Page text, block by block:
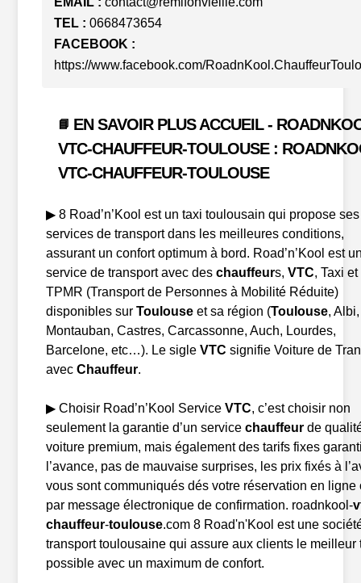
TEL :0668473654
FACEBOOK :
https://www.facebook.com/
📘 EN SAVOIR PLUS ACCUEIL -
VTC-CHAUFFEUR-TOULOUSE :
VTC-CHAUFFEUR-TOULOUSE
▶ 8 Road’n’Kool est un taxi toulousain qui propose ses
services de transport dans les meilleures conditions,
assurant un confort optimum à bord. Road’n’Kool est
service de transport avec deschauffeurs,VTC, Taxi et
TPMR (Transport de Personnes à Mobilité Réduite)
disponibles surToulouse et sa région (Toulouse, Albi,
Montauban, Castres, Carcassonne, Auch, Lourdes,
Barcelone, etc…). Le sigleVTC signifie Voiture de
avecChauffeur.
▶ Choisir Road’n’Kool ServiceVTC, c’est choisir non
seulement la garantie d’un servicechauffeur de
voiture premium, mais également des tarifs fixes
l’avance, pas de mauvaise surprises, les prix fixés à
vous sont communiqués dés votre réservation en ligne
par message électronique de confirmation. roadnkool-
chauffeur-toulouse.com 8 Road'n'Kool est une
transport toulousaine qui assure aux clients le meilleur
possible avec un maximum de confort.